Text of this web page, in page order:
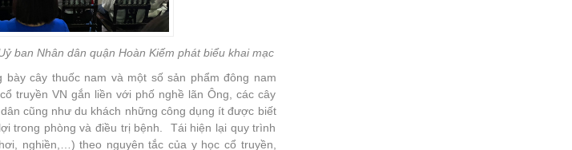
ban Nhân dân quận Hoàn Kiếm phát biểu khai mạc
cây thuốc nam và một số sản phẩm đông nam
truyền VN gắn liền với phố nghề lãn Ông, các cây
cũng như du khách những công dụng ít được biết
trong phòng và điều trị bệnh. Tái hiện lại quy trình
nghiền,…) theo nguyên tắc của y học cổ truyền,